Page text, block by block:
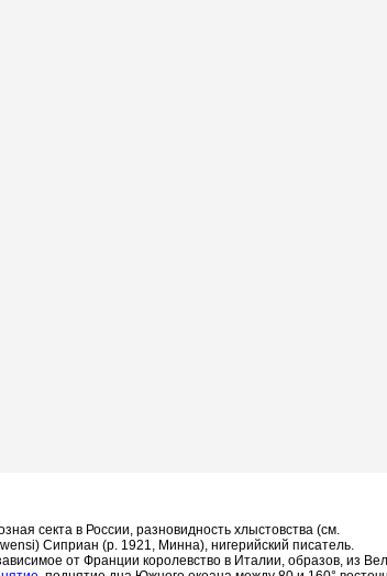
секта в России, разновидность хлыстовства (см.
Сиприан (р. 1921, Минна), нигерийский писатель.
от Франции королевство в Италии, образов, из